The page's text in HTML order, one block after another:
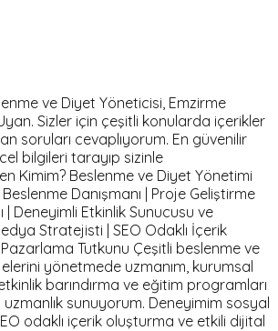
ve Diyet Yöneticisi, Emzirme
Sizler için çeşitli konularda içerikler
soruları cevaplıyorum. En güvenilir
bilgileri tarayıp sizinle
Kimim? Beslenme ve Diyet Yönetimi
Danışmanı | Proje Geliştirme
| Deneyimli Etkinlik Sunucusu ve
Stratejisti | SEO Odaklı İçerik
Tutkunu Çeşitli beslenme ve
yönetmede uzmanım, kurumsal
barındırma ve eğitim programları
sunuyorum. Deneyimim sosyal
odaklı içerik oluşturma ve etkili dijital